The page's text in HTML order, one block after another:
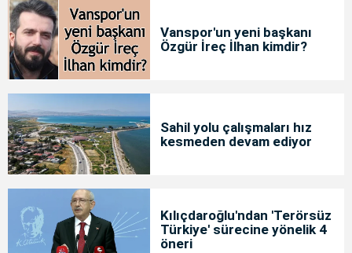
Vanspor'un yeni başkanı
Özgür İreç İlhan kimdir?
Sahil yolu çalışmaları hız
kesmeden devam ediyor
Kılıçdaroğlu'ndan 'Terörsüz
Türkiye' sürecine yönelik 4
öneri